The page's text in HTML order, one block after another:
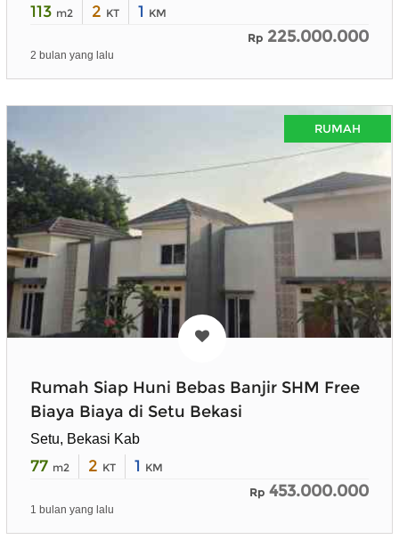
113 m2 2 KT 1 KM
Rp 225.000.000
2 bulan yang lalu
RUMAH
Rumah Siap Huni Bebas Banjir SHM Free
Biaya Biaya di Setu Bekasi
Setu, Bekasi Kab
77 m2 2 KT 1 KM
Rp 453.000.000
1 bulan yang lalu